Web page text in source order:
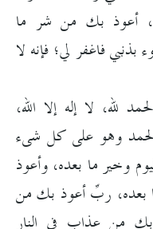
أعوذ بك من شر ما
فاغفر لي؛ فإنه لا
لله، لا إله إلا الله،
وهو على كل شىء
وخير ما بعده، وأعوذ
بعده، ربِّ أعوذ بك من
من عذابٍ في النار